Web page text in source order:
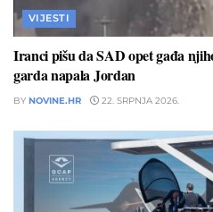
VIJESTI
Iranci pišu da SAD opet gađa
garda napala Jordan
BY NOVINE.HR 22. SRPNJA 2026.